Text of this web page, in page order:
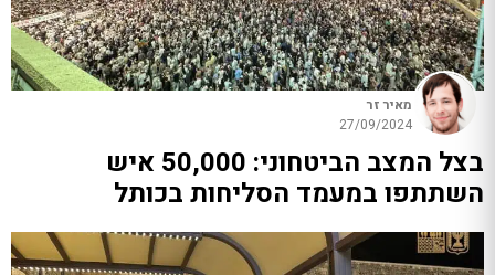
מאיר זר
27/09/2024
בצל המצב הביטחוני: 50,000 איש
השתתפו במעמד הסליחות בכותל